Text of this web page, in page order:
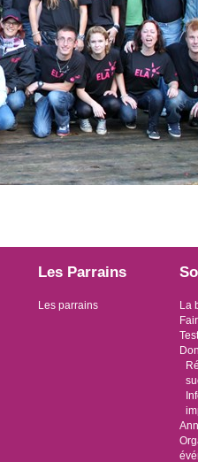
Les Parrains
Les parrains
La